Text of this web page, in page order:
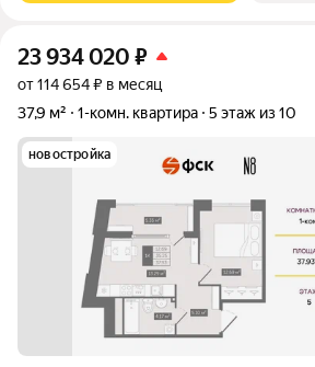
23 934 020 ₽
от 114 654 ₽ в месяц
37,9 м²
1-комн. квартира 5 этаж из 10
новостройка